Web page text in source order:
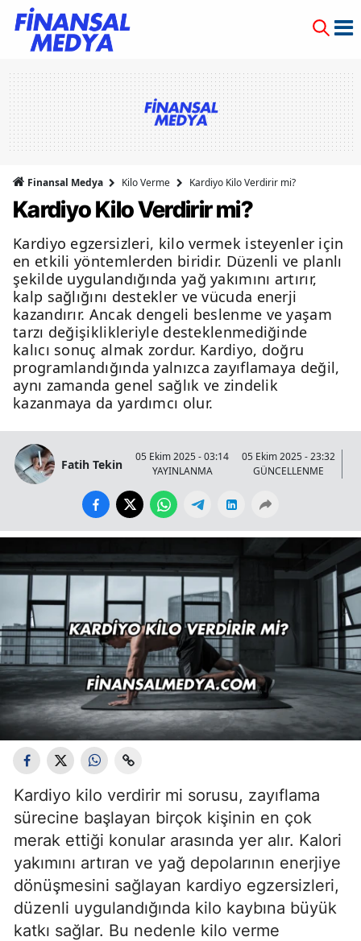
Finansal Medya Kilo Verme Kardiyo Kilo Verdirir mi?
Kardiyo Kilo Verdirir mi?
Kardiyo egzersizleri, kilo vermek isteyenler için
en etkili yöntemlerden biridir. Düzenli ve planlı
şekilde uygulandığında yağ yakımını artırır,
kalp sağlığını destekler ve vücuda enerji
kazandırır. Ancak dengeli beslenme ve yaşam
tarzı değişiklikleriyle desteklenmediğinde
kalıcı sonuç almak zordur. Kardiyo, doğru
programlandığında yalnızca zayıflamaya değil,
aynı zamanda genel sağlık ve zindelik
kazanmaya da yardımcı olur.
Fatih Tekin
05 Ekim 2025 - 03:14
YAYINLANMA
05 Ekim 2025 - 23:32
GÜNCELLENME
Kardiyo kilo verdirir mi sorusu, zayıflama
sürecine başlayan birçok kişinin en çok
merak ettiği konular arasında yer alır. Kalori
yakımını artıran ve yağ depolarının enerjiye
dönüşmesini sağlayan kardiyo egzersizleri,
düzenli uygulandığında kilo kaybına büyük
katkı sağlar. Bu nedenle kilo verme